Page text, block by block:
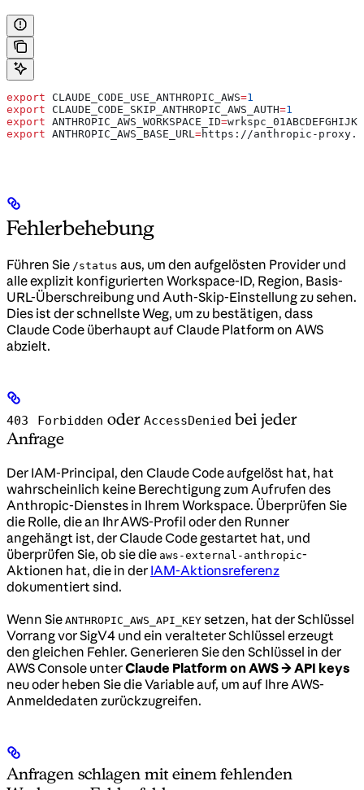
export CLAUDE_CODE_USE_ANTHROPIC_AWS=1
export CLAUDE_CODE_SKIP_ANTHROPIC_AWS_AUTH=1
export ANTHROPIC_AWS_WORKSPACE_ID=
export ANTHROPIC_AWS_BASE_URL=https ://anthropic-proxy .
Fehlerbehebung
Führen Sie /status aus, um den aufgelösten Provider und
alle explizit konfigurierten Workspace-ID, Region, Basis-
URL-Überschreibung und Auth-Skip-Einstellung zu sehen.
Dies ist der schnellste Weg, um zu bestätigen, dass
Claude Code überhaupt auf Claude Platform on AWS
abzielt.
403 Forbidden oder AccessDenied bei jeder
Anfrage
Der IAM-Principal, den Claude Code aufgelöst hat, hat
wahrscheinlich keine Berechtigung zum Aufrufen des
Anthropic-Dienstes in Ihrem Workspace. Überprüfen Sie
die Rolle, die an Ihr AWS-Profil oder den Runner
angehängt ist, der Claude Code gestartet hat, und
überprüfen Sie, ob sie die aws-external-anthropic-
Aktionen hat, die in der IAM-Aktionsreferenz
dokumentiert sind.
Wenn Sie ANTHROPIC_AWS_API_KEY setzen, hat der Schlüssel
Vorrang vor SigV4 und ein veralteter Schlüssel erzeugt
den gleichen Fehler. Generieren Sie den Schlüssel in der
AWS Console unterClaude Platform on AWS → API keys
neu oder heben Sie die Variable auf, um auf Ihre AWS-
Anmeldedaten zurückzugreifen.
Anfragen schlagen mit einem fehlenden